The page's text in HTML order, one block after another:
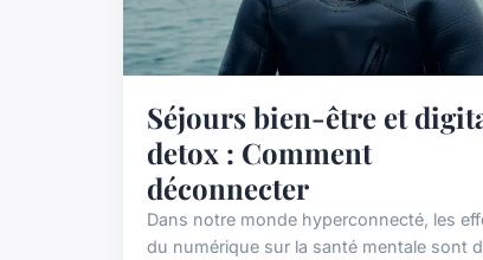
Séjours bien-être et
detox : Comment
déconnecter
Dans notre monde hyperconnecté, les
du numérique sur la santé mentale sont